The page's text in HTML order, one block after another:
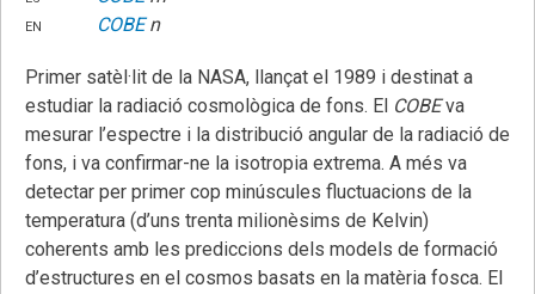
en
COBE n
Primer satèl·lit de la NASA, llançat el 1989 i destinat a
estudiar la radiació cosmològica de fons. El COBEva
mesurar l’espectre i la distribució angular de la radiació de
fons, i va confirmar-ne la isotropia extrema. A més va
detectar per primer cop minúscules fluctuacions de la
temperatura (d’uns trenta milionèsims de Kelvin)
coherents amb les prediccions dels models de formació
d’estructures en el cosmos basats en la matèria fosca. El